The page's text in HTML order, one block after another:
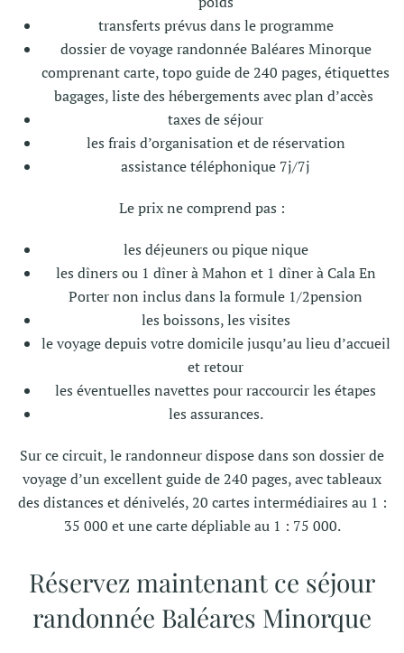
transferts prévus dans le programme
dossier de voyage randonnée Baléares Minorque
comprenant carte, topo guide de 240 pages, étiquettes
bagages, liste des hébergements avec plan d’accès
taxes de séjour
les frais d’organisation et de réservation
assistance téléphonique 7j/7j
Le prix ne comprend pas :
les déjeuners ou pique nique
les dîners ou 1 dîner à Mahon et 1 dîner à Cala En
Porter non inclus dans la formule 1/2pension
les boissons, les visites
le voyage depuis votre domicile jusqu’au lieu d’accueil
et retour
les éventuelles navettes pour raccourcir les étapes
les assurances.
Sur ce circuit, le randonneur dispose dans son dossier de
voyage d’un excellent guide de 240 pages, avec tableaux
des distances et dénivelés, 20 cartes intermédiaires au 1 :
35 000 et une carte dépliable au 1 : 75 000.
Réservez maintenant ce séjour
randonnée Baléares Minorque